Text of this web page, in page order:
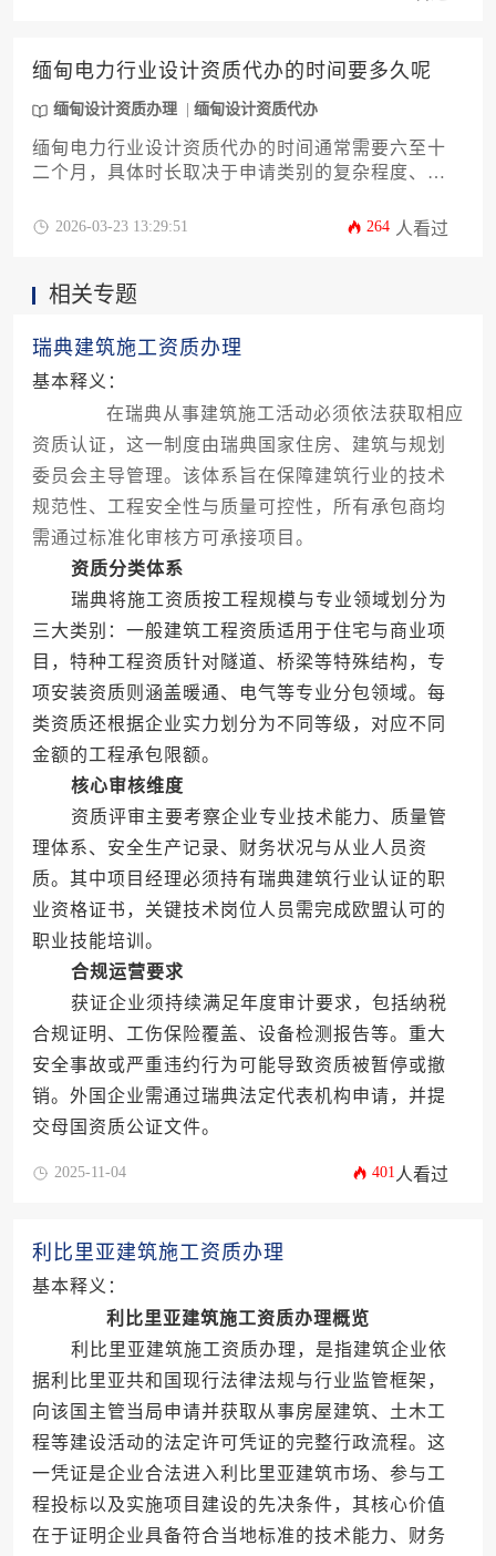
缅甸电力行业设计资质代办的时间要多久呢
缅甸设计资质办理 缅甸设计资质代办
缅甸电力行业设计资质代办的时间通常需要六至十
二个月，具体时长取决于申请类别的复杂程度、材
构的专业水平。申请人需提前规划，并选择经验丰
2026-03-23 13:29:51 264 人看过
相关专题
瑞典建筑施工资质办理
基本释义：
在瑞典从事建筑施工活动必须依法获取相应
资质认证，这一制度由瑞典国家住房、建筑与规划
委员会主导管理。该体系旨在保障建筑行业的技术
规范性、工程安全性与质量可控性，所有承包商均
需通过标准化审核方可承接项目。
资质分类体系
瑞典将施工资质按工程规模与专业领域划分为
三大类别：一般建筑工程资质适用于住宅与商业项
目，特种工程资质针对隧道、桥梁等特殊结构，专
项安装资质则涵盖暖通、电气等专业分包领域。每
类资质还根据企业实力划分为不同等级，对应不同
金额的工程承包限额。
核心审核维度
资质评审主要考察企业专业技术能力、质量管
理体系、安全生产记录、财务状况与从业人员资
质。其中项目经理必须持有瑞典建筑行业认证的职
业资格证书，关键技术岗位人员需完成欧盟认可的
职业技能培训。
合规运营要求
获证企业须持续满足年度审计要求，包括纳税
合规证明、工伤保险覆盖、设备检测报告等。重大
安全事故或严重违约行为可能导致资质被暂停或撤
销。外国企业需通过瑞典法定代表机构申请，并提
交母国资质公证文件。
2025-11-04 401 人看过
利比里亚建筑施工资质办理
基本释义：
利比里亚建筑施工资质办理概览
利比里亚建筑施工资质办理，是指建筑企业依
据利比里亚共和国现行法律法规与行业监管框架，
向该国主管当局申请并获取从事房屋建筑、土木工
程等建设活动的法定许可凭证的完整行政流程。这
一凭证是企业合法进入利比里亚建筑市场、参与工
程投标以及实施项目建设的先决条件，其核心价值
在于证明企业具备符合当地标准的技术能力、财务